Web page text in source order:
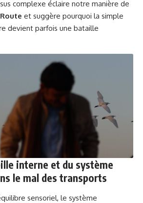
complexe éclaire notre manière de
et suggère pourquoi la simple
devient parfois une bataille
interne et du système
le mal des transports
sensoriel, le système